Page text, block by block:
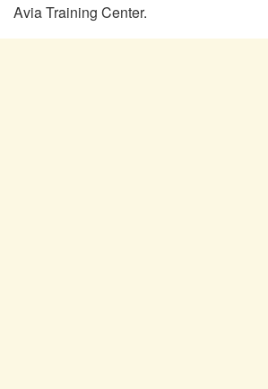
Avia Training Center.